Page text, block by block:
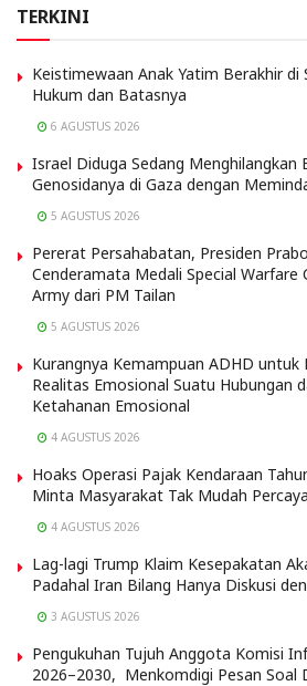
TERKINI
Keistimewaan Anak Yatim Berakhir di
Hukum dan Batasnya
6 AGUSTUS 2026
Israel Diduga Sedang Menghilangkan
Genosidanya di Gaza dengan
5 AGUSTUS 2026
Pererat Persahabatan, Presiden
Cenderamata Medali Special Warfare
Army dari PM Tailan
5 AGUSTUS 2026
Kurangnya Kemampuan ADHD
Realitas Emosional Suatu Hubungan
Ketahanan Emosional
4 AGUSTUS 2026
Hoaks Operasi Pajak Kendaraan
Minta Masyarakat Tak Mudah Percaya
4 AGUSTUS 2026
Lag-lagi Trump Klaim Kesepakatan
Padahal Iran Bilang Hanya Diskusi
3 AGUSTUS 2026
Pengukuhan Tujuh Anggota Komisi
2026–2030, Menkomdigi Pesan Soal